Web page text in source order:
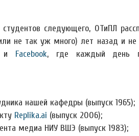
следующего, ОТиПЛ
не так уж много) лет назад и
и Facebook, где каждый день
нашей кафедры (выпуск 1965);
Replika.ai (выпуск 2006);
медиа НИУ ВШЭ (выпуск 1983);